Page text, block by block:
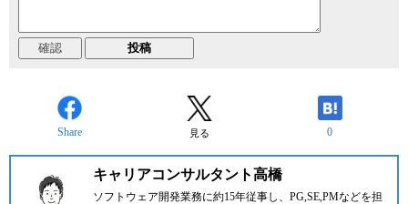
Share 見る 0
キャリアコンサルタント高橋
ソフトウェア開発業務に約15年従事し、PG,SE,PMなどを担